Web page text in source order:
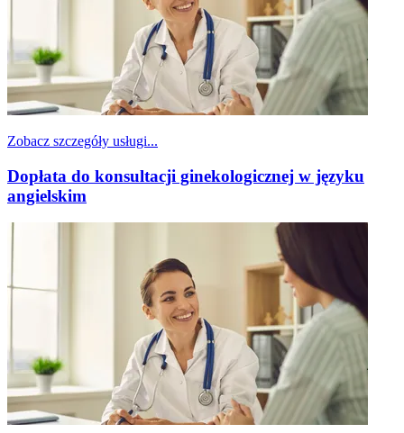
Zobacz szczegóły usługi...
Dopłata do konsultacji ginekologicznej w języku
angielskim